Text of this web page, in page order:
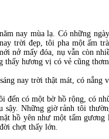
nay mùa lạ. Có những
trời đẹp, tôi pha một ấm
nở mấy đóa, nụ vẫn còn
thấy hương vị có vẻ cũng
nay trời thật mát, có nắng
đến có một bờ hồ rộng, có
sậy. Những giờ rảnh tôi
hồ yên như một tấm gương
chợt thấy lớn.